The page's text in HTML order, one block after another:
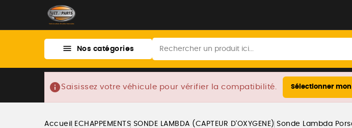
 Nos catégories
info Saisissez votre véhicule pour vérifier la compatibilité. Sélectionner
Accueil ECHAPPEMENTS SONDE LAMBDA (CAPTEUR D'OXYGENE) Sonde Lambda